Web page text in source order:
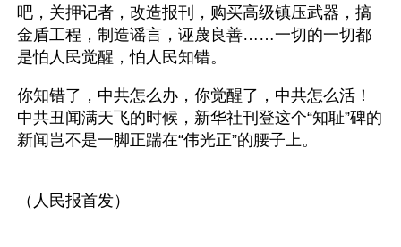
吧，关押记者，改造报刊，购买高级镇压武器，搞
金盾工程，制造谣言，诬蔑良善……一切的一切都
是怕人民觉醒，怕人民知错。
你知错了，中共怎么办，你觉醒了，中共怎么活！
中共丑闻满天飞的时候，新华社刊登这个“知耻”碑的
新闻岂不是一脚正踹在“伟光正”的腰子上。